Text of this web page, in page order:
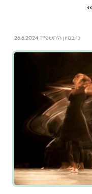
כ׳ בסיון ה׳תשפ״ד 26.6.2024